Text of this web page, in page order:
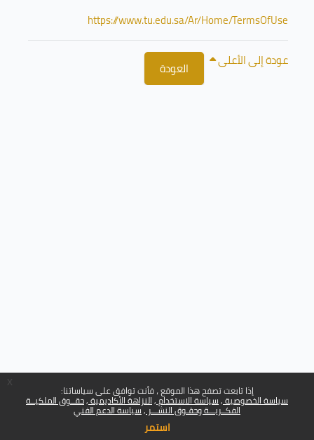
إذا تابعت تصفح هذا الموقع ، فأنت توافق على سياساتنا:
سياسة الخصوصية سياسة الاستخدام النزاهة الأكاديمية حقــوق الملكيــة
الفكــريـــة وحقـوق النشـــر سياسة الدعم الفني
استمر
https://www.tu.edu.sa/Ar/Home/TermsOfUse
العودة عودة إلى الأعلى